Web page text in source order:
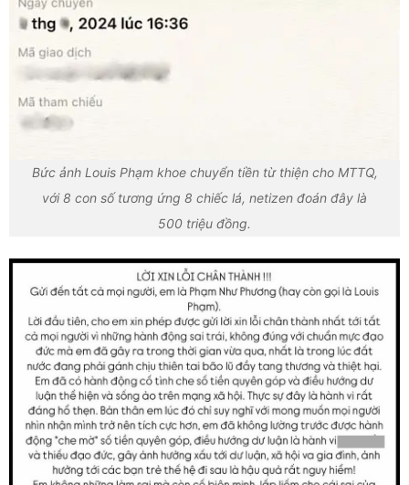
Bức ảnh Louis Phạm khoe chuyển tiền từ thiện cho MTTQ,
với 8 con số tương ứng 8 chiếc lá, netizen đoán đây là
500 triệu đồng.